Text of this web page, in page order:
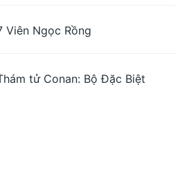
Viên Ngọc Rồng
tử Conan: Bộ Đặc Biệt